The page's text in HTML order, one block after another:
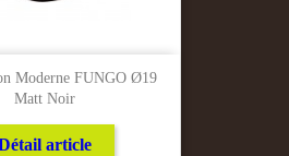
Moderne FUNGO Ø19
Matt Noir
article